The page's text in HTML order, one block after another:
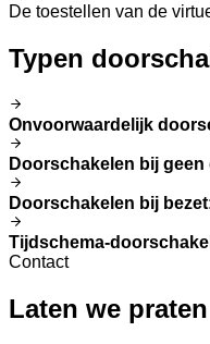
De toestellen van de
Typen
Onvoorwaardelijk
Doorschakelen bij
Doorschakelen bij bezet
Tijdschema-
Contact
Laten we praten